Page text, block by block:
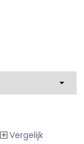
Vergelijk